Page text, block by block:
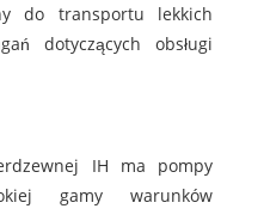
do transportu lekkich
dotyczących obsługi
IH ma pompy
gamy warunków